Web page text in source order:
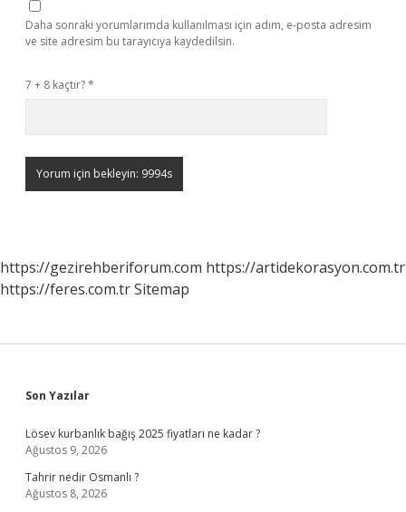
Daha sonraki yorumlarımda kullanılması için adım, e-posta adresim
ve site adresim bu tarayıcıya kaydedilsin.
7 + 8 kaçtır?*
https://gezirehberiforum.com https://artidekorasyon.com.tr
https://feres.com.trSitemap
Sidebar
Son Yazılar
Lösev kurbanlık bağış 2025 fiyatları ne kadar ?
Ağustos 9, 2026
Tahrir nedir Osmanlı ?
Ağustos 8, 2026